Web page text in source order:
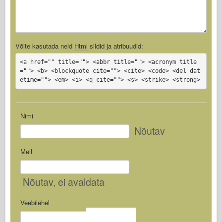
Võite kasutada neid Html sildid ja atribuudid:
<a href="" title=""> <abbr title=""> <acronym title
=""> <b> <blockquote cite=""> <cite> <code> <del dat
etime=""> <em> <i> <q cite=""> <s> <strike> <strong>
Nimi
Nõutav
Meil
Nõutav, ei avaldata
Veebilehel